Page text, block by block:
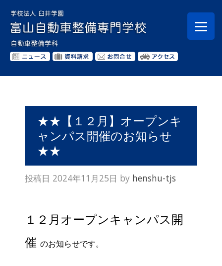
★★【１２月】オープンキ
ャンパス開催のお知らせ
★★
投稿日 2024年11月25日 by henshu-tjs
１２月オープンキャンパス開
催 のお知らせです。